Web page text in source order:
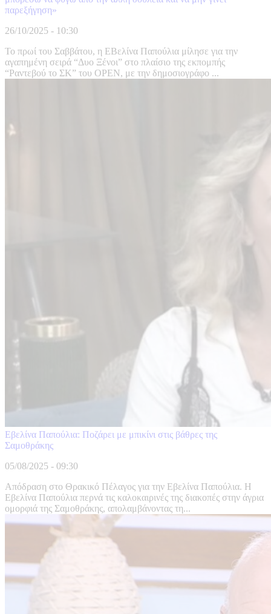
παρεξήγηση»
26/10/2025 - 10:30
Το πρωί του Σαββάτου, η ΕΒελίνα Παπούλια μίλησε για την
αγαπημένη σειρά “Δυο Ξένοι” στο πλαίσιο της εκπομπής
“Ραντεβού το ΣΚ” του OPEN, με την δημοσιογράφο ...
Εβελίνα Παπούλια: Ποζάρει με μπικίνι στις βάθρες της
Σαμοθράκης
05/08/2025 - 09:30
Απόδραση στο Θρακικό Πέλαγος για την Εβελίνα Παπούλια. Η
Εβελίνα Παπούλια περνά τις καλοκαιρινές της διακοπές στην άγρια
ομορφιά της Σαμοθράκης, απολαμβάνοντας τη...